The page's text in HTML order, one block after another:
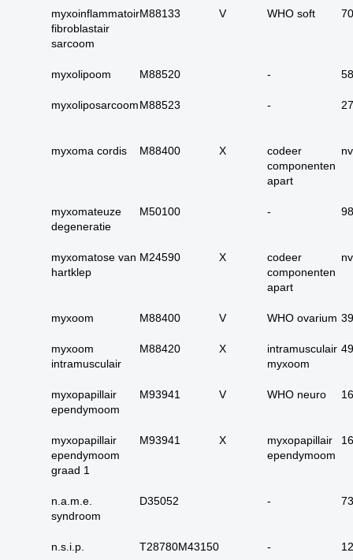
carcinoom
11. alle carcinoma in
12. alle epitheliale
13. alle tumoren
plaveiselcel-
16. alle benigne
17. alle maligne
18. alle
19. alle (primaire)
myxoinflammatoir
fibroblastair
sarcoom
M88133 V WHO soft
myxolipoom M88520 -
myxoliposarcoomM88523 -
myxoma cordis M88400 X
codeer
componenten
apart
myxomateuze
degeneratie
M50100 -
myxomatose van
hartklep
M24590 X
codeer
componenten
apart
myxoom M88400 V WHO ovarium
myxoom
intramusculair
M88420 X
intramusculair
myxoom
myxopapillair
ependymoom
M93941 V WHO neuro
myxopapillair
ependymoom
graad 1
M93941 X
myxopapillair
ependymoom
n.a.m.e.
syndroom
D35052 -
n.s.i.p. T28780M43150 -